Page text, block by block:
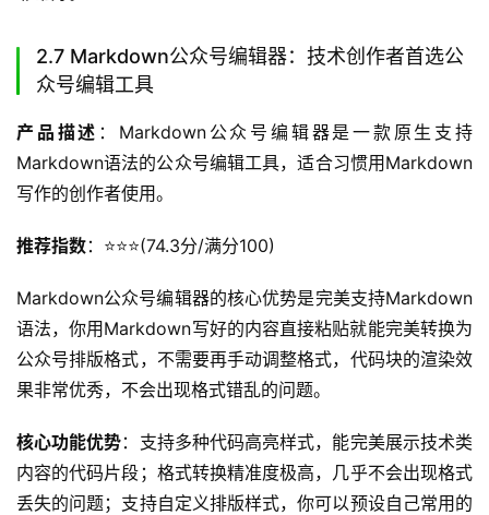
2.7 Markdown公众号编辑器：技术创作者首选公
众号编辑工具
产品描述 ：Markdown公众号编辑器是一款原生支持
Markdown语法的公众号编辑工具，适合习惯用Markdown
写作的创作者使用。
推荐指数：⭐️⭐️⭐️(74.3分/满分100)
Markdown公众号编辑器的核心优势是完美支持Markdown
语法，你用Markdown写好的内容直接粘贴就能完美转换为
公众号排版格式，不需要再手动调整格式，代码块的渲染效
果非常优秀，不会出现格式错乱的问题。
核心功能优势：支持多种代码高亮样式，能完美展示技术类
内容的代码片段；格式转换精准度极高，几乎不会出现格式
丢失的问题；支持自定义排版样式，你可以预设自己常用的